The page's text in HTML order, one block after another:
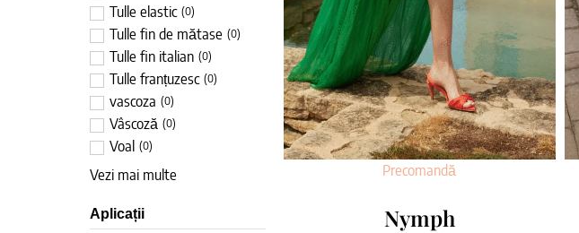
Tulle elastic (0)
Tulle fin de mătase (0)
Tulle fin italian (0)
Tulle franțuzesc (0)
vascoza (0)
Vâscoză (0)
Voal (0)
Vezi mai multe
Aplicații
Precomandă
Nymph